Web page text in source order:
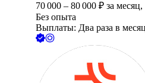
70 000 – 80 000 ₽ за месяц,
Без опыта
Выплаты: Два раза в месяц